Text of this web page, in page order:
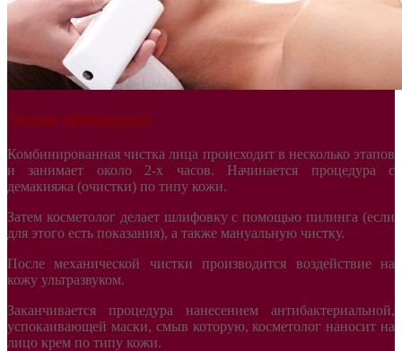
Этапы процедуры
Комбинированная чистка лица происходит в несколько этапов
и занимает около 2-х часов. Начинается процедура с
демакияжа (очистки) по типу кожи.
Затем косметолог делает шлифовку с помощью пилинга (если
для этого есть показания), а также мануальную чистку.
После механической чистки производится воздействие на
кожу ультразвуком.
Заканчивается процедура нанесением антибактериальной,
успокаивающей маски, смыв которую, косметолог наносит на
лицо крем по типу кожи.